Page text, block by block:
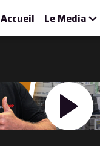
Accueil Le Media